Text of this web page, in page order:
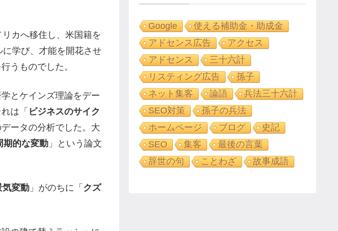
カへ移住し、米国籍を
学び、才能を開花させ
うものでした。
とケインズ理論をデー
は「 ビジネスのサイク
ータの分析でした。大
期的な変動 」という論文
気変動 」がのちに「 クズ
Google
使える補助金・助成金
アドセンス広告
アクセス
アドセンス
三十六計
リスティング広告
孫子
ネット集客
論語
兵法三十六計
SEO対策
孫子の兵法
ホームページ
ブログ
史記
SEO
集客
最後の言葉
辞世の句
ことわざ 故事成語